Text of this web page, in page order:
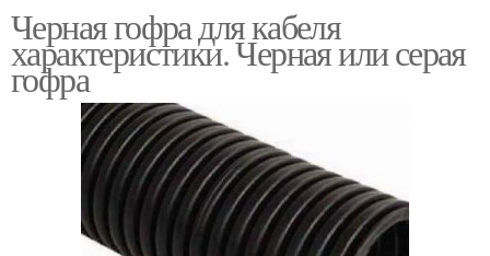
Черная гофра для кабеля
характеристики. Черная или серая
гофра